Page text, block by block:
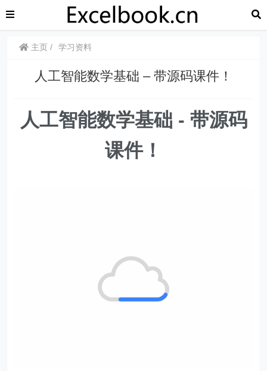
主页 学习资料
人工智能数学基础 – 带源码课件！
人工智能数学基础 - 带源码
课件！